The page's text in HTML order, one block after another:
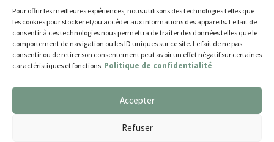
Pour offrir les meilleures expériences, nous utilisons des technologies telles que
les cookies pour stocker et/ou accéder aux informations des appareils. Le fait de
consentir à ces technologies nous permettra de traiter des données telles que le
comportement de navigation ou les ID uniques sur ce site. Le fait de ne pas
consentir ou de retirer son consentement peut avoir un effet négatif sur certaines
caractéristiques et fonctions. Politique de confidentialité
Accepter
Refuser
rue de Montry–77700 Chessy
Tél. 01 60 43 52 63
Horaires d’ouverture
Lundi, mardi et jeudi
De 9h à 11h45 et de 14h30 à 17h30
Nous utilisons des cookies pour vous offrir la meilleure
You can find out more about which cookies we are using or